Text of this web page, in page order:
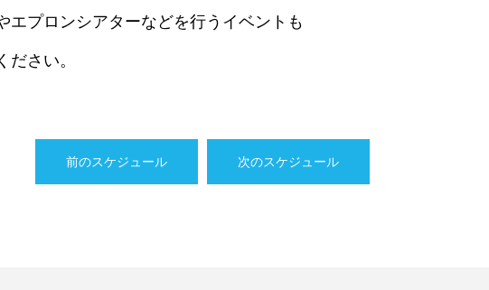
エプロンシアターなどを行うイベントも
さい。
前のスケジュール 次のスケジュール